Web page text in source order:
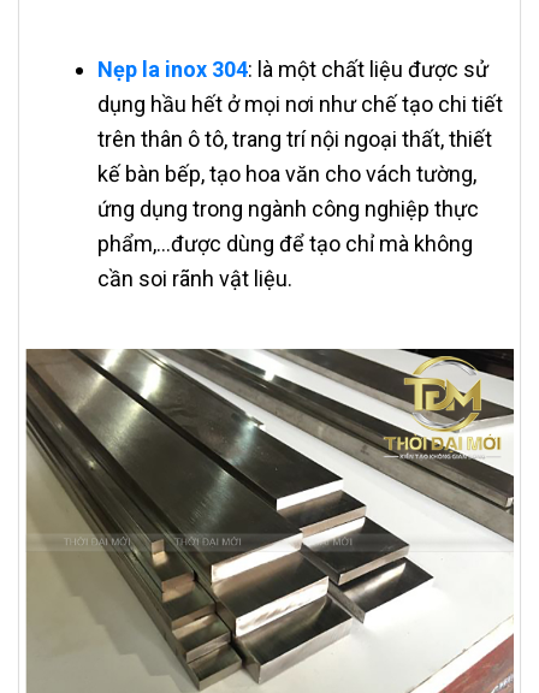
Nẹp la inox 304: là một chất liệu được sử
dụng hầu hết ở mọi nơi như chế tạo chi tiết
trên thân ô tô, trang trí nội ngoại thất, thiết
kế bàn bếp, tạo hoa văn cho vách tường,
ứng dụng trong ngành công nghiệp thực
phẩm,…được dùng để tạo chỉ mà không
cần soi rãnh vật liệu.